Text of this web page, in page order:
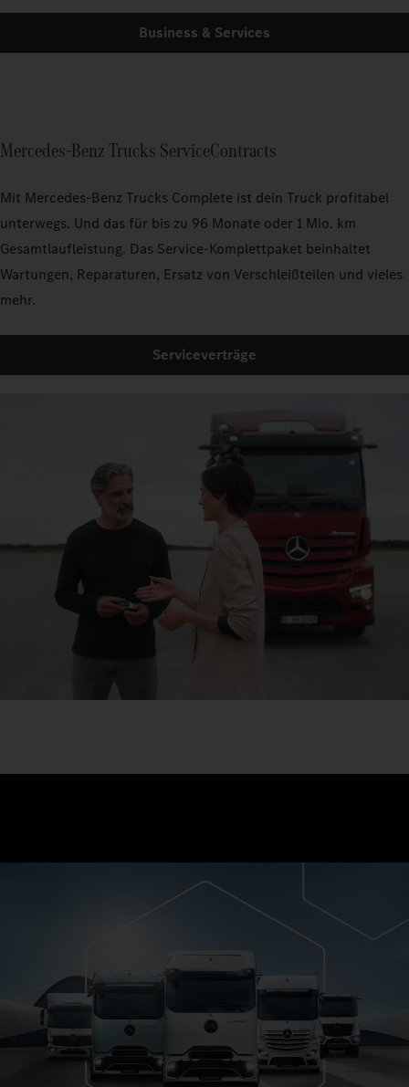
Business & Services
Mercedes‑Benz Trucks ServiceContracts
Mit Mercedes‑Benz Trucks Complete ist dein Truck profitabel
unterwegs. Und das für bis zu 96 Monate oder 1 Mio. km
Gesamtlaufleistung. Das Service-Komplettpaket beinhaltet
Wartungen, Reparaturen, Ersatz von Verschleißteilen und vieles
mehr.
Serviceverträge